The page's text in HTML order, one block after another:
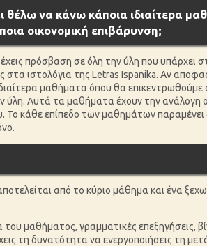
να κάνω κάποια ιδιαίτερα
οικονομική επιβάρυνση;
πρόσβαση σε όλη την ύλη που υπάρχει
ιστολόγια της Letras Ispanika. Αν
μαθήματα όπου θα
ύλη. Αυτά τα μαθήματα έχουν την ανάλογη
κάθε επίπεδο των μαθημάτων παραμένει
από το κύριο μάθημα και ένα
μαθήματος, γραμματικές επεξηγήσεις,
τη δυνατότητα να ενεργοποιήσεις τη